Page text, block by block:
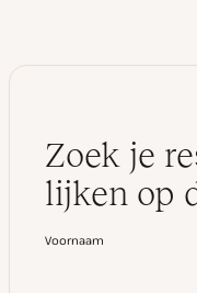
Zoek je
lijken op
Voornaam